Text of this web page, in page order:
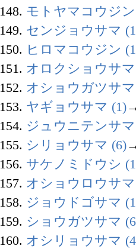
148. モトヤマコウジ
149. センジョウサマ
150. ヒロマコウジン
151. オロクショウサ
152. オショウガツサ
153. ヤギョウサマ (1)
154. ジュウニテンサ
155. シリョウサマ (6)
156. サケノミドウシ
157. オショウロウサ
158. ジョウドゴサマ
159. ショウガツサマ
160. オシリョウサマ